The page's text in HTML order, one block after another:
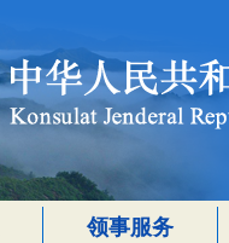
领事服务